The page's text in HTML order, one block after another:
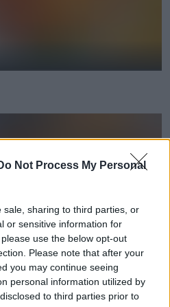
Not Process My Personal
sale, sharing to third parties, or
or sensitive information for
use the below opt-out
Please note that after your
you may continue seeing
personal information utilized by
to third parties prior to